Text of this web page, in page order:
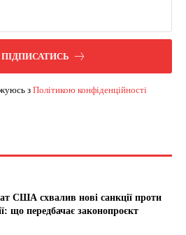
з Політикою конфіденційності
США схвалив нові санкції проти
що передбачає законопроєкт